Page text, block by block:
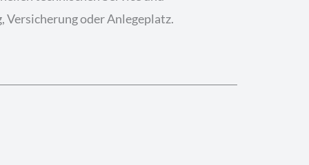
Versicherung oder Anlegeplatz.